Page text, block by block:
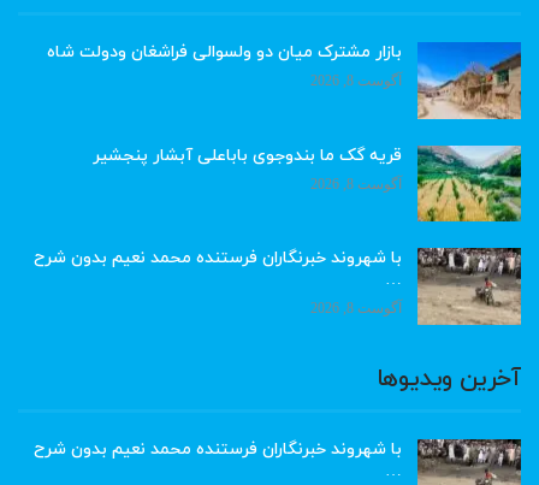
بازار مشترک میان دو ولسوالی فراشغان ودولت شاه
آگوست 8, 2026
قریه گک ما بندوجوی باباعلی آبشار پنجشیر
آگوست 8, 2026
با شهروند خبرنگاران فرستنده محمد نعیم بدون شرح
…
آگوست 8, 2026
آخرین ویدیوها
با شهروند خبرنگاران فرستنده محمد نعیم بدون شرح
…